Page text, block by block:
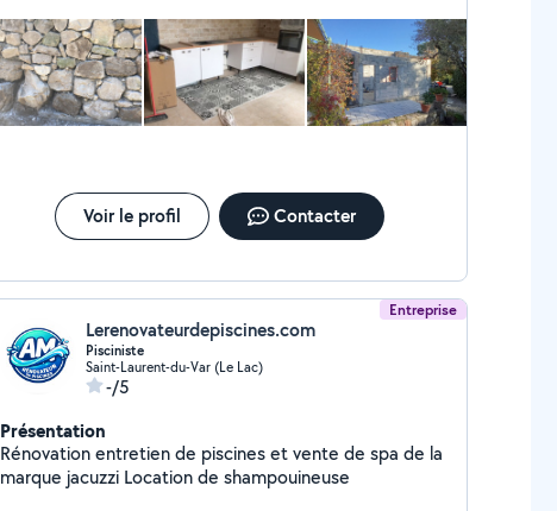
Voir le profil Contacter
Entreprise
Lerenovateurdepiscines.com
Pisciniste
Saint-Laurent-du-Var (Le Lac)
-/5
Présentation
Rénovation entretien de piscines et vente de spa de la
marque jacuzzi Location de shampouineuse